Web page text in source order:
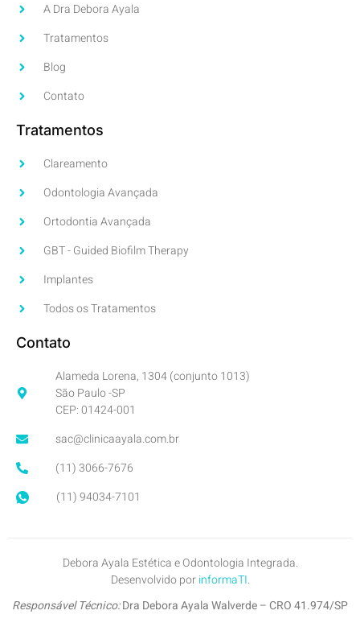
A Dra Debora Ayala
Tratamentos
Blog
Contato
Tratamentos
Clareamento
Odontologia Avançada
Ortodontia Avançada
GBT - Guided Biofilm Therapy
Implantes
Todos os Tratamentos
Contato
Alameda Lorena, 1304 (conjunto 1013)
São Paulo -SP
CEP: 01424-001
sac@clinicaayala.com.br
(11) 3066-7676
(11) 94034-7101
Debora Ayala Estética e Odontologia Integrada.
Desenvolvido porinformaTI.
Responsável Técnico:Dra Debora Ayala Walverde – CRO 41.974/SP